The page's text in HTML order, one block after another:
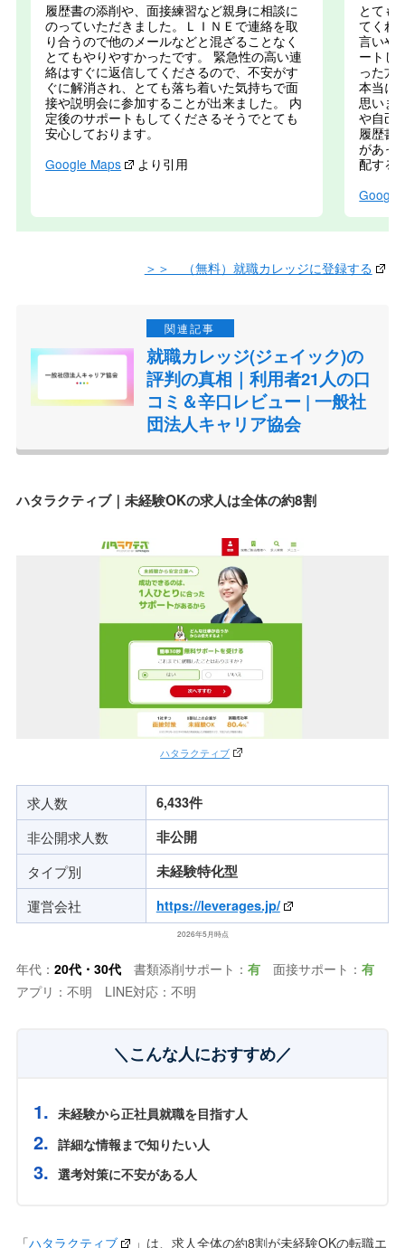
履歴書の添削や、面接練習など親身に相談に
のっていただきました。ＬＩＮＥで連絡を取
り合うので他のメールなどと混ざることなく
とてもやりやすかったです。 緊急性の高い連
絡はすぐに返信してくださるので、不安がす
ぐに解消され、とても落ち着いた気持ちで面
接や説明会に参加することが出来ました。 内
定後のサポートもしてくださるそうでとても
安心しております。
Google Maps
より引用
とても
てくれ
言いや
ートし
った方
本当に
思いま
や自己
履歴書
があっ
配する
Google
＞＞ （無料）就職カレッジに登録する
就職カレッジ(ジェイック)の
評判の真相｜利用者21人の口
コミ＆辛口レビュー | 一般社
団法人キャリア協会
ハタラクティブ｜未経験OKの求人は全体の約8割
ハタラクティブ
求人数 6,433件
非公開求人数 非公開
タイプ別 未経験特化型
運営会社 https://leverages.jp/
2026年5月時点
年代： 20代・ 30代書類添削サポート： 有面接サポート： 有
アプリ：不明 LINE対応：不明
＼こんな人におすすめ／
未経験から正社員就職を目指す人
詳細な情報まで知りたい人
選考対策に不安がある人
「ハタラクティブ 」は、求人全体の約8割が未経験OKの転職エ